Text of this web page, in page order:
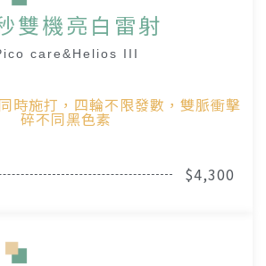
雙機亮白雷射
care&Helios III
時施打，四輪不限發數，雙脈衝擊
碎不同黑色素
$4,300